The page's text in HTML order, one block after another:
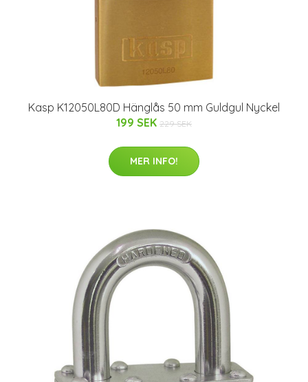
Kasp K12050L80D Hänglås 50 mm Guldgul Nyckel
199 SEK 229 SEK
MER INFO!